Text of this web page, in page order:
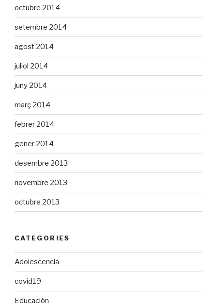
octubre 2014
setembre 2014
agost 2014
juliol 2014
juny 2014
març 2014
febrer 2014
gener 2014
desembre 2013
novembre 2013
octubre 2013
CATEGORIES
Adolescencia
covid19
Educación